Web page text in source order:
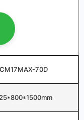
CM17MAX-70D